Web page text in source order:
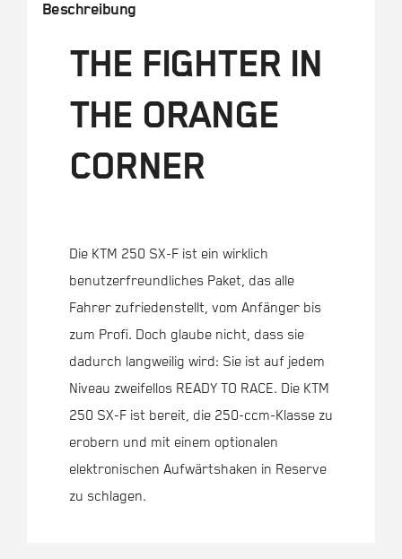
Beschreibung
THE FIGHTER IN
THE ORANGE
CORNER
Die KTM 250 SX-F ist ein wirklich
benutzerfreundliches Paket, das alle
Fahrer zufriedenstellt, vom Anfänger bis
zum Profi. Doch glaube nicht, dass sie
dadurch langweilig wird: Sie ist auf jedem
Niveau zweifellos READY TO RACE. Die KTM
250 SX-F ist bereit, die 250-ccm-Klasse zu
erobern und mit einem optionalen
elektronischen Aufwärtshaken in Reserve
zu schlagen.